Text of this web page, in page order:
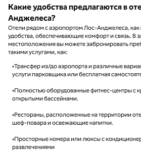
Какие удобства предлагаются в
Анджелеса?
Отели рядом с аэропортом Лос-Анджелеса,
удобства, обеспечивающие комфорт и связь. В
местоположения вы можете забронировать
такими услугами, как:
•Трансфер из/до аэропорта и различные
услуги парковщика или бесплатная
•Полностью оборудованные фитнес-центры с
открытыми бассейнами.
•Рестораны, расположенные на территории
шеф-повара и освежающие напитки.
•Просторные номера или люксы с
развлечениями